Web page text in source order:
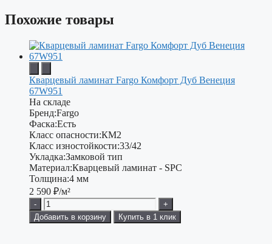
Похожие товары
Кварцевый ламинат Fargo Комфорт Дуб Венеция
67W951
На складе
Бренд:Fargo
Фаска:Есть
Класс опасности:КМ2
Класс изностойкости:33/42
Укладка:Замковой тип
Материал:Кварцевый ламинат - SPC
Толщина:4 мм
2 590 ₽/м²
-
+
Добавить в корзину
Купить в 1 клик